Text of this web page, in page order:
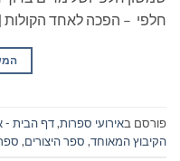
חלפי – הפכה לאחד
פורסם באירועי ספרות,דף הבית -
הקיבוץ המאוחד, ספר היצורים,